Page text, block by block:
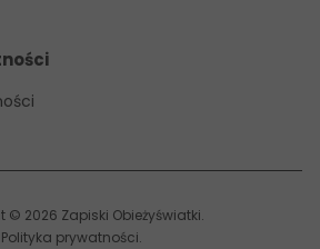
© 2026 Zapiski Obieżyświatki
Polityka prywatności